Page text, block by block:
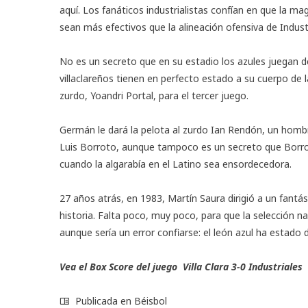
aquí. Los fanáticos industrialistas confían en que la
sean más efectivos que la alineación ofensiva de
No es un secreto que en su estadio los azules juegan
villaclareños tienen en perfecto estado a su cuerpo
zurdo, Yoandri Portal, para el tercer juego.
Germán le dará la pelota al zurdo Ian Rendón, un
Luis Borroto, aunque tampoco es un secreto que
cuando la algarabía en el Latino sea ensordecedora.
27 años atrás, en 1983, Martín Saura dirigió a un
historia. Falta poco, muy poco, para que la selección
aunque sería un error confiarse: el león azul ha
Vea el Box Score del juego Villa Clara 3-0 Industriales
Publicada en Béisbol